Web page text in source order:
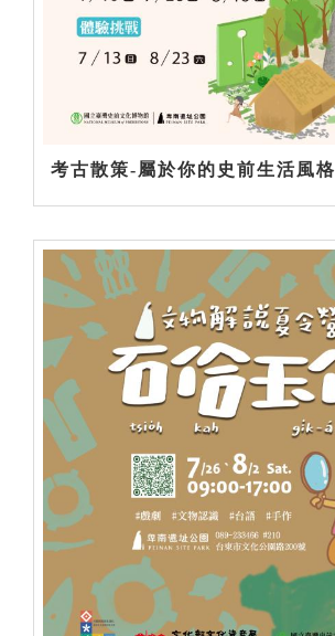
考古散策-屬於你的史前生活風格